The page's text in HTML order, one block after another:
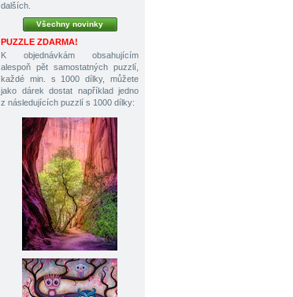
1000 dílků 1000 dílků
dalších.
Všechny novinky
PUZZLE ZDARMA!
K objednávkám obsahujícím
alespoň pět samostatných puzzlí,
každé min. s 1000 dílky, můžete
jako dárek dostat například jedno
z následujících puzzlí s 1000 dílky: